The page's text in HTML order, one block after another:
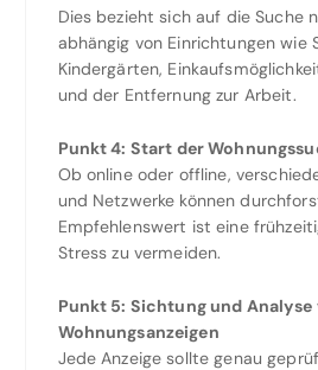
Dies bezieht sich auf die Suche
abhängig von Einrichtungen wie
Kindergärten,
und der Entfernung zur Arbeit.
Punkt 4: Start der
Ob online oder offline,
und Netzwerke können
Empfehlenswert ist eine
Stress zu vermeiden.
Punkt 5: Sichtung und Analyse
Wohnungsanzeigen
Jede Anzeige sollte genau